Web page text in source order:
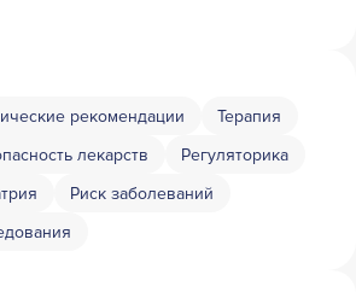
рекомендации
Терапия
лекарств
Регуляторика
Риск заболеваний